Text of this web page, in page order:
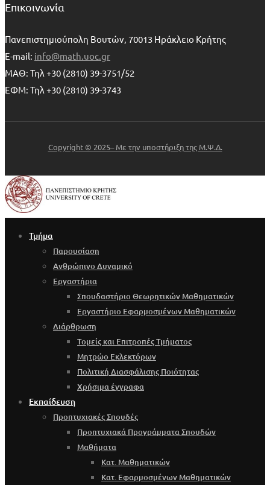
Επικοινωνία
Πανεπιστημιούπολη Βουτών, 70013 Ηράκλειο Κρήτης
E-mail: info@math.uoc.gr
ΜΑΘ: Τηλ +30 (2810) 39-3751/52
ΕΦΜ: Τηλ +30 (2810) 39-3743
Copyright © 2025– Με την υποστήριξη της Μ.Ψ.Δ.
Τμήμα
Παρουσίαση
Ανθρώπινο Δυναμικό
Εργαστήρια
Σπουδαστήριο Θεωρητικών Μαθηματικών
Εργαστήριο Εφαρμοσμένων Μαθηματικών
Διάρθρωση
Τομείς και Επιτροπές Τμήματος
Μητρώο Εκλεκτόρων
Πολιτική Διασφάλισης Ποιότητας
Χρήσιμα έγγραφα
Εκπαίδευση
Προπτυχιακές Σπουδές
Προπτυχιακά Προγράμματα Σπουδών
Μαθήματα
Κατ. Μαθηματικών
Κατ. Εφαρμοσμένων Μαθηματικών